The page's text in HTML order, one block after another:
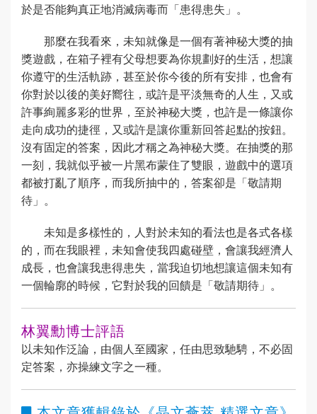
於是否能夠真正地消滅病毒而「患得患失」。
那麼在我看來，未知就像是一個有著神秘大獎的抽
獎遊戲，在箱子裡有父母想要為你規劃好的生活，想讓
你遵守的生活軌跡，甚至於你今後的所有安排，也會有
你對於以後的美好嚮往，或許是平淡無奇的人生，又或
許事絢麗多彩的世界，至於神秘大獎，也許是一條讓你
走向成功的捷徑，又或許是讓你重新回答起點的按鈕。
沒有固定的答案，因此才稱之為神秘大獎。在抽獎的那
一刻，我就似乎被一片黑布蒙住了雙眼，遊戲中的選項
都被打亂了順序，而我所抽中的，答案卻是「敬請期
待」。
未知是多樣性的，人對於未知的看法也是各式各樣
的，而在我眼裡，未知會使我四處碰壁，會讓我經濟人
成長，也會讓我患得患失，當我迫切地想讓這個未知有
一個輪廓的時候，它對於我的回饋是「敬請期待」。
林翼勳博士評語
以未知作泛論，由個人至國家，任由思致馳騁，不必固
定答案，亦操練文字之一種。